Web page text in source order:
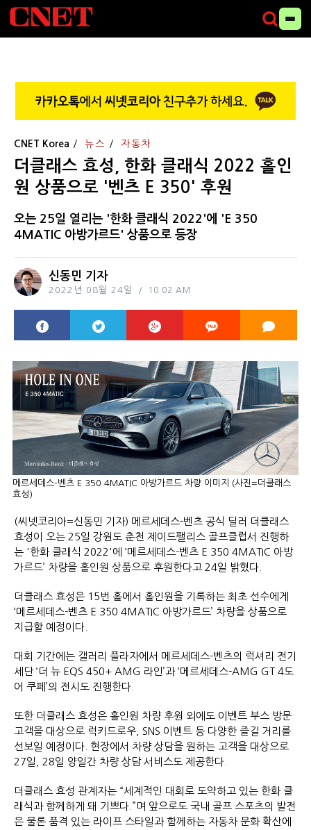
CNET Korea 뉴스 자동차
더클래스 효성, 한화 클래식 2022 홀인
원 상품으로 '벤츠 E 350' 후원
오는 25일 열리는 '한화 클래식 2022'에 'E 350
4MATIC 아방가르드' 상품으로 등장
신동민 기자
2022년 08월 24일 10:02 AM
메르세데스-벤츠 E 350 4MATIC 아방가르드 차량 이미지 (사진=더클래스
효성)
(씨넷코리아=신동민 기자) 메르세데스-벤츠 공식 딜러 더클래스
효성이 오는 25일 강원도 춘천 제이드팰리스 골프클럽서 진행하
는 '한화 클래식 2022'에 ‘메르세데스-벤츠 E 350 4MATIC 아방
가르드’ 차량을 홀인원 상품으로 후원한다고 24일 밝혔다.
더클래스 효성은 15번 홀에서 홀인원을 기록하는 최초 선수에게
‘메르세데스-벤츠 E 350 4MATIC 아방가르드’ 차량을 상품으로
지급할 예정이다.
대회 기간에는 갤러리 플라자에서 메르세데스-벤츠의 럭셔리 전기
세단 ‘더 뉴 EQS 450+ AMG 라인’과 ‘메르세데스-AMG GT 4도
어 쿠페’의 전시도 진행한다.
또한 더클래스 효성은 홀인원 차량 후원 외에도 이벤트 부스 방문
고객을 대상으로 럭키드로우, SNS 이벤트 등 다양한 즐길 거리를
선보일 예정이다. 현장에서 차량 상담을 원하는 고객을 대상으로
27일, 28일 양일간 차량 상담 서비스도 제공한다.
더클래스 효성 관계자는 “세계적인 대회로 도약하고 있는 한화 클
래식과 함께하게 돼 기쁘다.”며 앞으로도 국내 골프 스포츠의 발전
은 물론 품격 있는 라이프 스타일과 함께하는 자동차 문화 확산에